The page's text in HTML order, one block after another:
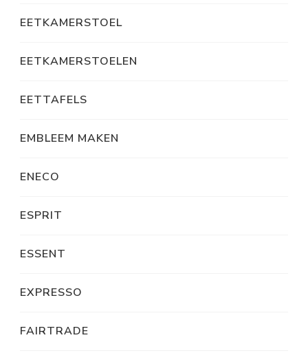
EETKAMERSTOEL
EETKAMERSTOELEN
EETTAFELS
EMBLEEM MAKEN
ENECO
ESPRIT
ESSENT
EXPRESSO
FAIRTRADE